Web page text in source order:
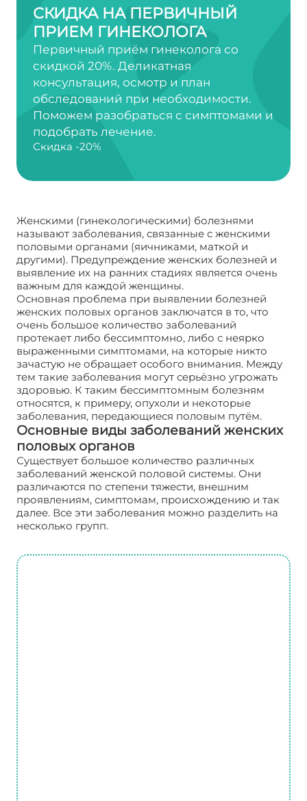
СКИДКА НА ПЕРВИЧНЫЙ
ПРИЕМ ГИНЕКОЛОГА
Первичный приём гинеколога со
скидкой 20%. Деликатная
консультация, осмотр и план
обследований при необходимости.
Поможем разобраться с симптомами и
подобрать лечение.
Скидка -20%
Женскими (гинекологическими) болезнями
называют заболевания, связанные с женскими
половыми органами (яичниками, маткой и
другими). Предупреждение женских болезней и
выявление их на ранних стадиях является очень
важным для каждой женщины.
Основная проблема при выявлении болезней
женских половых органов заключатся в то, что
очень большое количество заболеваний
протекает либо бессимптомно, либо с неярко
выраженными симптомами, на которые никто
зачастую не обращает особого внимания. Между
тем такие заболевания могут серьёзно угрожать
здоровью. К таким бессимптомным болезням
относятся, к примеру, опухоли и некоторые
заболевания, передающиеся половым путём.
Основные виды заболеваний женских
половых органов
Существует большое количество различных
заболеваний женской половой системы. Они
различаются по степени тяжести, внешним
проявлениям, симптомам, происхождению и так
далее. Все эти заболевания можно разделить на
несколько групп.